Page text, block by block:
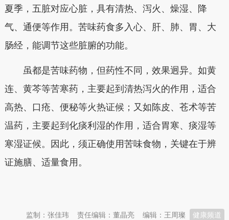
夏季，五脏对应心脏，具有清热、泻火、燥湿、降
气、通便等作用。苦味药食多入心、肝、肺、胃、大
肠经，能调节这些脏腑的功能。
虽都是苦味药物，但药性不同，效果迥异。如黄
连、黄芩等苦寒药，主要起到清热泻火的作用，适合
高热、口疮、便秘等火热证候；又如陈皮、苍术等苦
温药，主要起到化痰利湿的作用，适合胃寒、痰湿等
寒湿证候。因此，须正确使用苦味食物，关键在于辨
证施膳、适量食用。
健康频道
编辑：王周璨
责任编辑：董晶亮
监制：张佳玮